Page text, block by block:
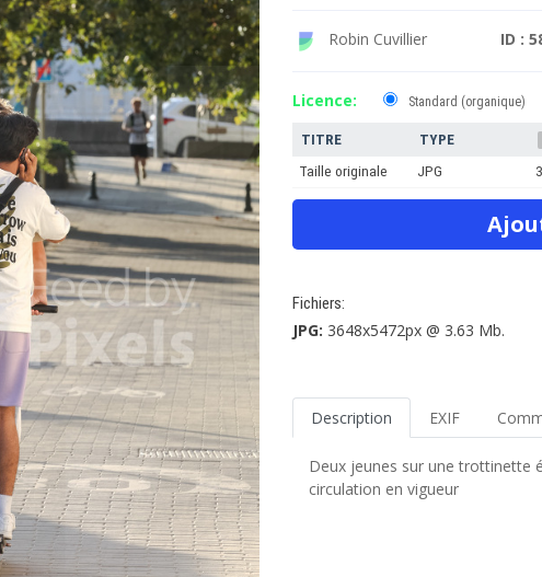
Robin Cuvillier ID :
Licence: Standard (organique)
TITRE TYPE
Taille originale
JPG
Fichiers:
JPG: 3648x5472px @ 3.63 Mb.
Description EXIF
Deux jeunes sur une trottinette
circulation en vigueur